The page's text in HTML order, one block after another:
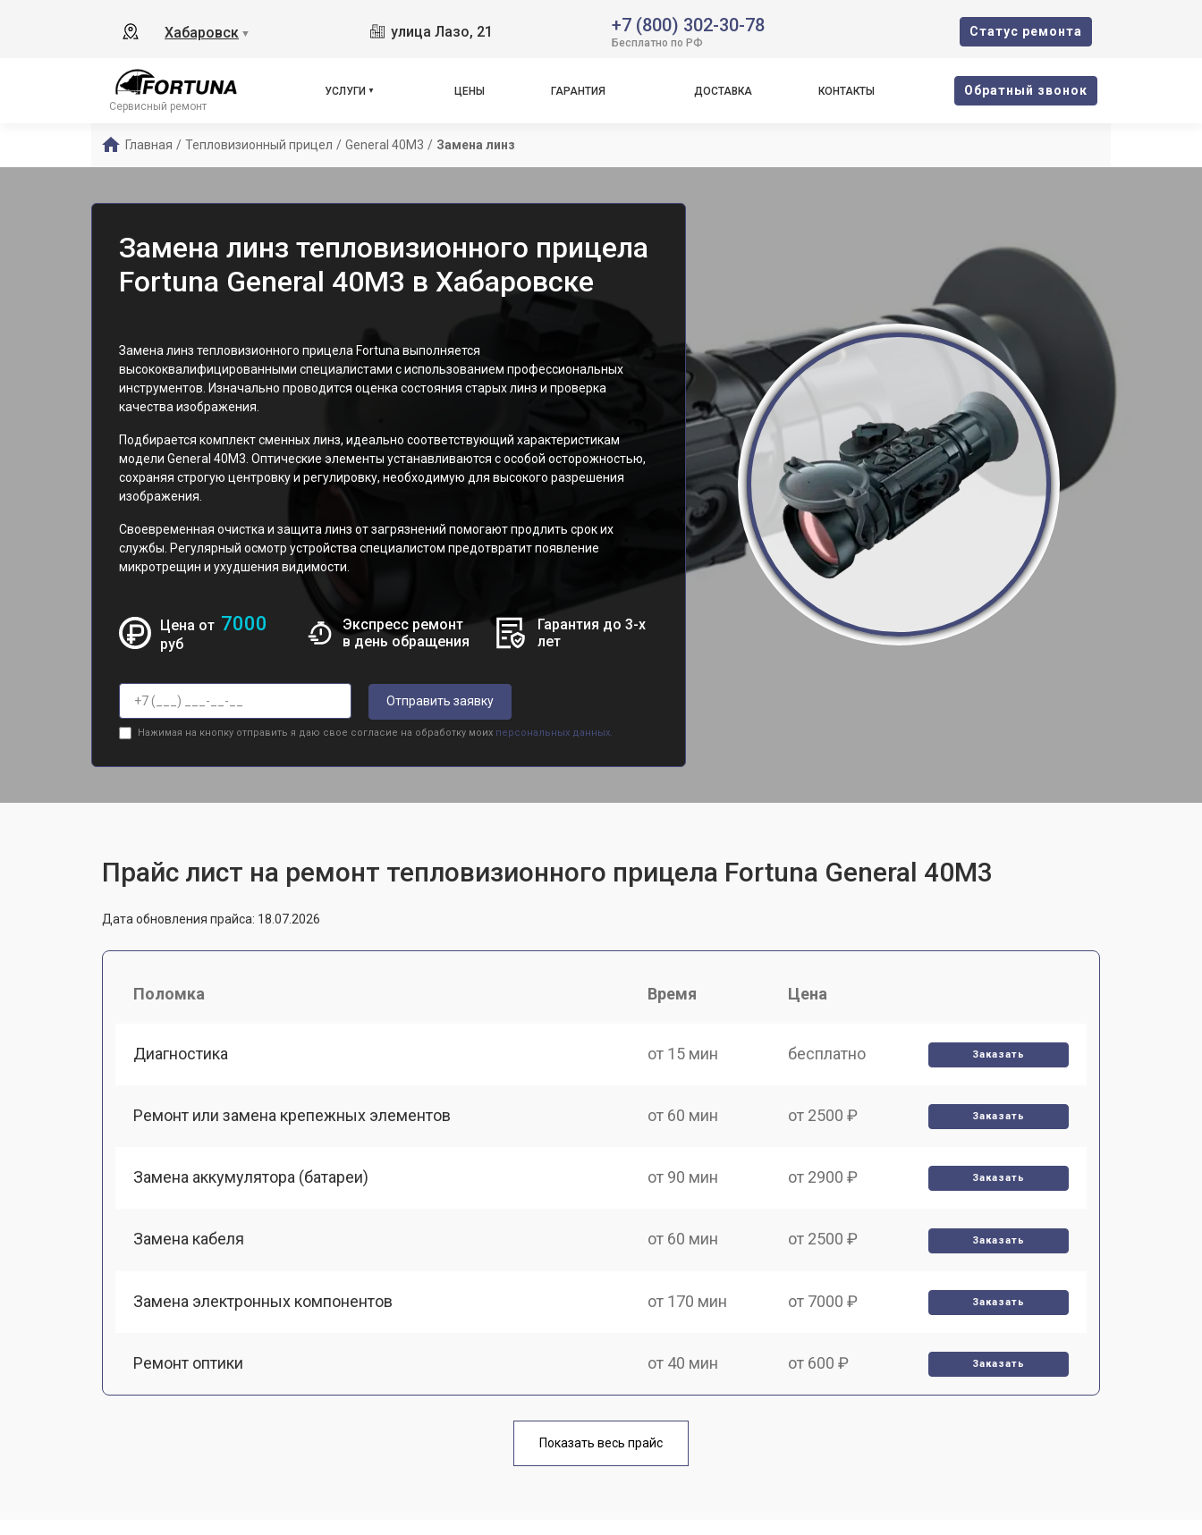
Хабаровск ▼ улица Лазо, 21 +7 (800) 302-30-78
Бесплатно по РФ
Cтатус ремонта
Сервисный ремонт
УСЛУГИ ЦЕНЫ ГАРАНТИЯ ДОСТАВКА КОНТАКТЫ Oбратный звонок
Главная / Тепловизионный прицел / General 40M3 / Замена линз
Замена линз тепловизионного прицела
Fortuna General 40M3 в Хабаровске
Замена линз тепловизионного прицела Fortuna выполняется
высококвалифицированными специалистами с использованием профессиональных
инструментов. Изначально проводится оценка состояния старых линз и проверка
качества изображения.
Подбирается комплект сменных линз, идеально соответствующий характеристикам
модели General 40M3. Оптические элементы устанавливаются с особой осторожностью,
сохраняя строгую центровку и регулировку, необходимую для высокого разрешения
изображения.
Своевременная очистка и защита линз от загрязнений помогают продлить срок их
службы. Регулярный осмотр устройства специалистом предотвратит появление
микротрещин и ухудшения видимости.
Цена от 7000
руб
Экспресс ремонт
в день обращения
Гарантия до 3-х
лет
Отправить заявку
Нажимая на кнопку отправить я даю свое согласие на обработку моих персональных данных.
Прайс лист на ремонт тепловизионного прицела Fortuna General 40M3
Дата обновления прайса: 18.07.2026
Поломка Время Цена
Диагностика от 15 мин бесплатно Заказать
Ремонт или замена крепежных элементов от 60 мин от 2500 ₽ Заказать
Замена аккумулятора (батареи) от 90 мин от 2900 ₽ Заказать
Замена кабеля от 60 мин от 2500 ₽ Заказать
Замена электронных компонентов от 170 мин от 7000 ₽ Заказать
Ремонт оптики от 40 мин от 600 ₽ Заказать
от 70 мин
Показать весь прайс